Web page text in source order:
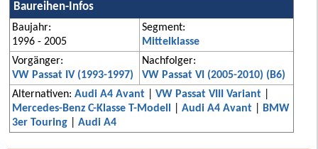
Baureihen-Infos
Baujahr:
1996 - 2005
Segment:
Mittelklasse
Vorgänger:
VW Passat IV (1993-1997)
Nachfolger:
VW Passat VI (2005-2010) (B6)
Alternativen: Audi A4 Avant VW Passat VIII Variant
Mercedes-Benz C-Klasse T-Modell
Audi A4 Avant
BMW
3er Touring
Audi A4